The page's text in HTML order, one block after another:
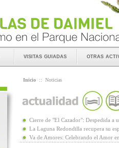
visitas guiadas otras
Inicio :: Noticias
Cierre de "El Cazador": Despedida a
La Laguna Redondilla recupera su
Va de Amores: Celebrando el Amor